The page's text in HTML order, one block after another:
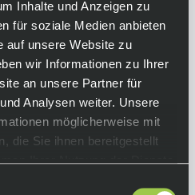
Inhalte und Anzeigen zu
für soziale Medien anbieten
auf unsere Website zu
wir Informationen zu Ihrer
an unsere Partner für
Analysen weiter. Unsere
möglicherweise mit
die Sie ihnen bereitgestellt
Ihrer Nutzung der Dienste
Warenkorb